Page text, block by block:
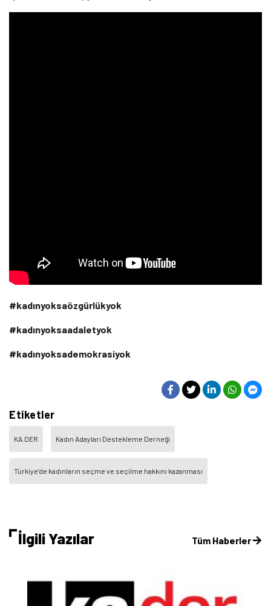
#kadınyoksaözgürlükyok
#kadınyoksaadaletyok
#kadınyoksademokrasiyok
Etiketler
KA.DER Kadın Adayları Destekleme Derneği
Türkiye’de kadınların seçme ve seçilme hakkını kazanması
İlgili Yazılar Tüm Haberler